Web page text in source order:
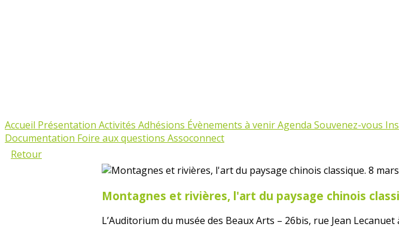
Accueil Présentation Activités Adhésions Évènements à venirAgenda Souvenez-vous
Documentation Foire aux questions Assoconnect
Retour
Montagnes et rivières, l'art du paysage chinois
L’Auditorium du musée des Beaux Arts – 26bis, rue Jean Lecanuet